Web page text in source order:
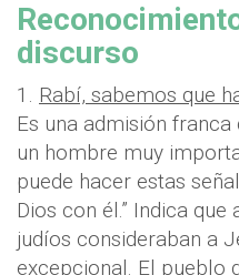
discurso
1. Rabí, sabemos que
Es una admisión
un hombre muy
puede hacer estas
Dios con él.” Indica
judíos consideraban a
excepcional. El pueblo